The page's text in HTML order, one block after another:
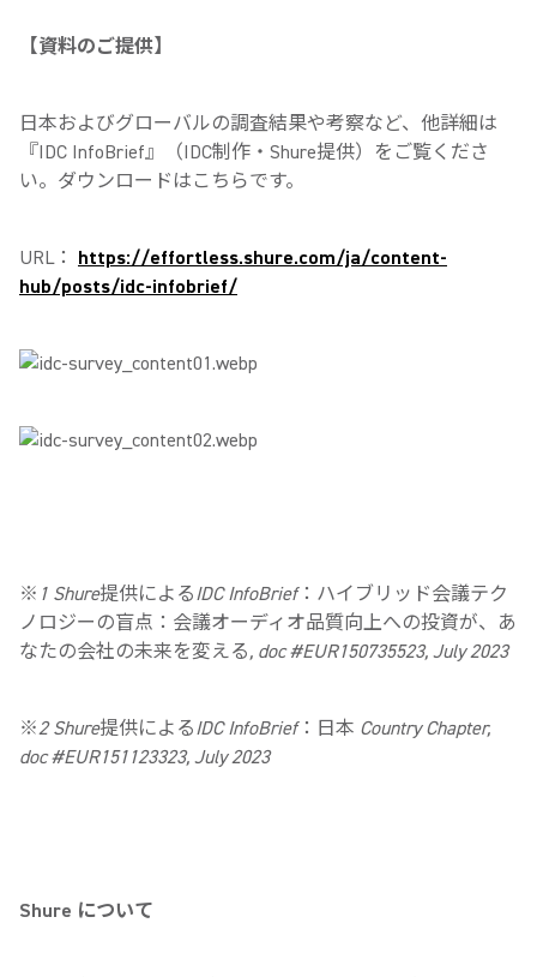
【資料のご提供】
日本およびグローバルの調査結果や考察など、他詳細は
『IDC InfoBrief』（IDC制作・Shure提供）をご覧くださ
い。ダウンロードはこちらです。
URL： https://effortless.shure.com/ja/content-
hub/posts/idc-infobrief/
※1 Shure提供によるIDC InfoBrief：ハイブリッド会議テク
ノロジーの盲点：会議オーディオ品質向上への投資が、あ
なたの会社の未来を変える, doc #EUR150735523, July 2023
※2 Shure提供によるIDC InfoBrief：日本 Country Chapter,
doc #EUR151123323, July 2023
Shure について